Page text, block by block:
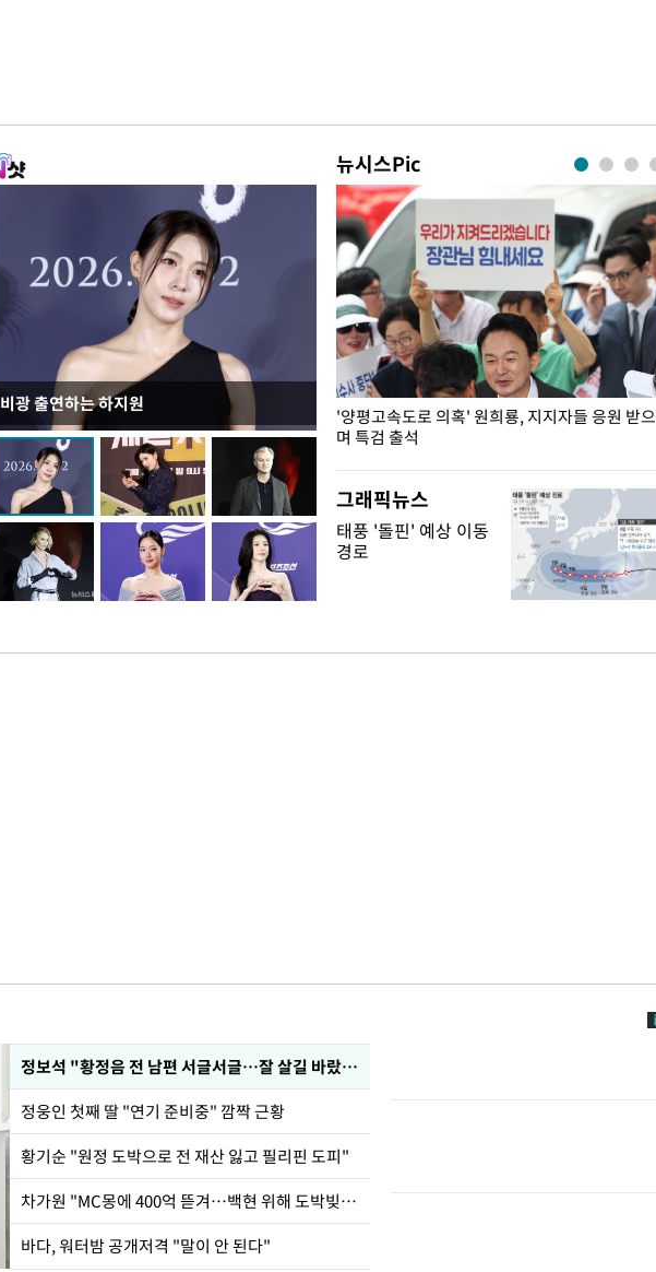
비광 출연하는 하지원
뉴시스Pic
이재명 대통령, "수사·기소 분리 관련 대비책 최
선 다해 강구해야"
'양평고속도로 의혹' 원희룡, 지지자들 응원 받으
며 특검 출석
그래픽뉴스
태풍 '돌핀' 예상 이동
경로
정보석 "황정음 전 남편 서글서글…잘 살길 바랐는데"
정웅인 첫째 딸 "연기 준비중" 깜짝 근황
황기순 "원정 도박으로 전 재산 잃고 필리핀 도피"
차가원 "MC몽에 400억 뜯겨…백현 위해 도박빚 갚아줘"
바다, 워터밤 공개저격 "말이 안 된다"